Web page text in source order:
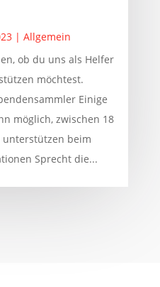
| Allgemein
ob du uns als Helfer
möchtest.
Einige
möglich, zwischen 18
beim
Sprecht die...